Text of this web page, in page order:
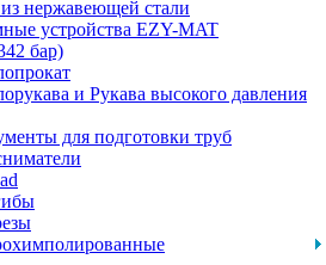
нержавеющей стали
устройства EZY-MAT
бар)
и Рукава высокого давления
для подготовки труб